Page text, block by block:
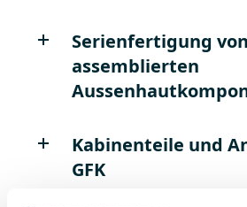
Serienfertigung von
assemblierten
Kabinenteile und
GFK